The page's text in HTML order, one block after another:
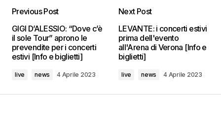
Previous Post
GIGI D’ALESSIO: “Dove c’è
il sole Tour” aprono le
prevendite per i concerti
estivi [Info e biglietti]
live news 4 Aprile 2023
Next Post
LEVANTE: i concerti estivi
prima dell'evento
all'Arena di Verona [Info e
biglietti]
live news 4 Aprile 2023